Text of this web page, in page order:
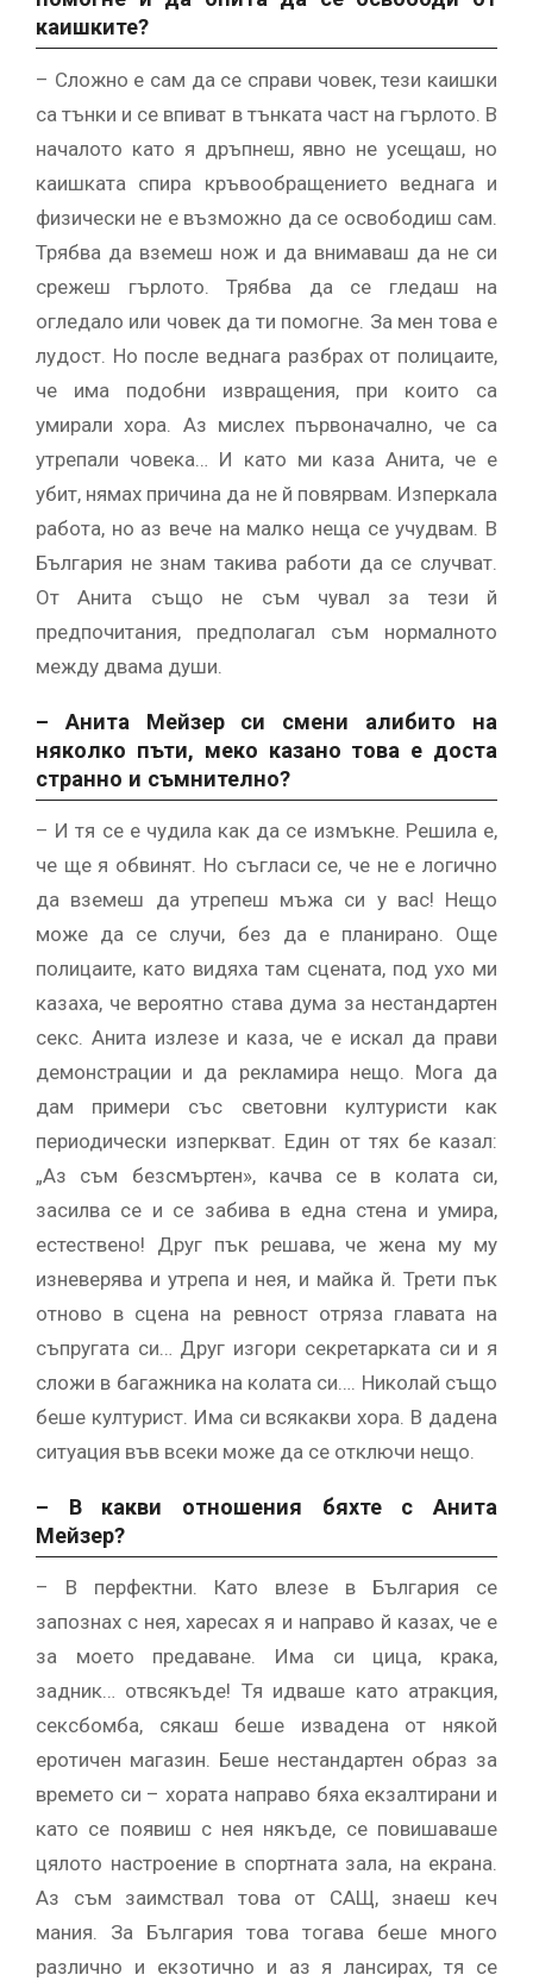
каишките?
– Сложно е сам да се справи човек, тези каишки
са тънки и се впиват в тънката част на гърлото. В
началото като я дръпнеш, явно не усещаш, но
каишката спира кръвообращението веднага и
физически не е възможно да се освободиш сам.
Трябва да вземеш нож и да внимаваш да не си
срежеш гърлото. Трябва да се гледаш на
огледало или човек да ти помогне. За мен това е
лудост. Но после веднага разбрах от полицаите,
че има подобни извращения, при които са
умирали хора. Аз мислех първоначално, че са
утрепали човека… И като ми каза Анита, че е
убит, нямах причина да не й повярвам. Изперкала
работа, но аз вече на малко неща се учудвам. В
България не знам такива работи да се случват.
От Анита също не съм чувал за тези й
предпочитания, предполагал съм нормалното
между двама души.
– Анита Мейзер си смени алибито на
няколко пъти, меко казано това е доста
странно и съмнително?
– И тя се е чудила как да се измъкне. Решила е,
че ще я обвинят. Но съгласи се, че не е логично
да вземеш да утрепеш мъжа си у вас! Нещо
може да се случи, без да е планирано. Още
полицаите, като видяха там сцената, под ухо ми
казаха, че вероятно става дума за нестандартен
секс. Анита излезе и каза, че е искал да прави
демонстрации и да рекламира нещо. Мога да
дам примери със световни културисти как
периодически изперкват. Един от тях бе казал:
„Аз съм безсмъртен», качва се в колата си,
засилва се и се забива в една стена и умира,
естествено! Друг пък решава, че жена му му
изневерява и утрепа и нея, и майка й. Трети пък
отново в сцена на ревност отряза главата на
съпругата си… Друг изгори секретарката си и я
сложи в багажника на колата си…. Николай също
беше културист. Има си всякакви хора. В дадена
ситуация във всеки може да се отключи нещо.
– В какви отношения бяхте с Анита
Мейзер?
– В перфектни. Като влезе в България се
запознах с нея, харесах я и направо й казах, че е
за моето предаване. Има си цица, крака,
задник… отвсякъде! Тя идваше като атракция,
сексбомба, сякаш беше извадена от някой
еротичен магазин. Беше нестандартен образ за
времето си – хората направо бяха екзалтирани и
като се появиш с нея някъде, се повишаваше
цялото настроение в спортната зала, на екрана.
Аз съм заимствал това от САЩ, знаеш кеч
мания. За България това тогава беше много
различно и екзотично и аз я лансирах, тя се